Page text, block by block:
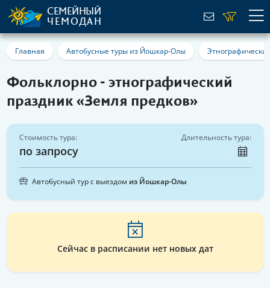
СЕМЕЙНЫЙ
ЧЕМОДАН
Главная Автобусные туры из Йошкар-Олы
Фольклорно - этнографический
праздник «Земля предков»
Сейчас в расписании нет новых дат
Стоимость тура:
по запросу
Длительность тура:
Автобусный тур с выездом из Йошкар-Олы